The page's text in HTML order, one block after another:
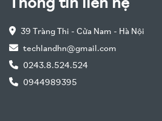
39 Tràng Thi - Cửa Nam - Hà Nội
techlandhn@gmail.com
0243.8.524.524
0944989395